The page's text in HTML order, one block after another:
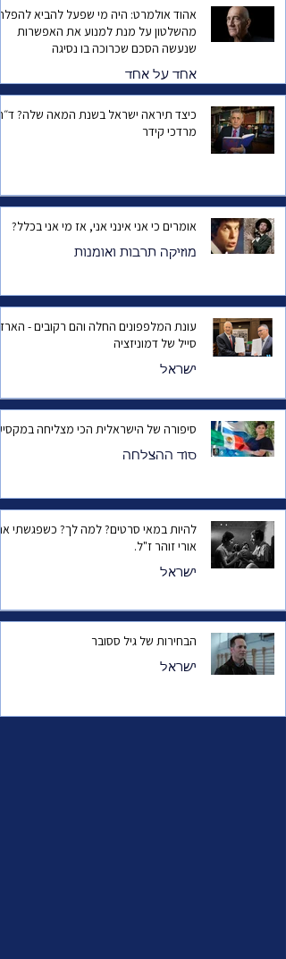
אהוד אולמרט: היה מי שפעל להביא
מהשלטון על מנת למנוע את האפשרות
שנעשה הסכם שכרוכה בו נסיגה
אחד על אחד
כיצד תיראה ישראל בשנת המאה
מרדכי קידר
אומרים כי אני אינני אני, אז מי אני בכלל?
מוזיקה תרבות ואומנות
עונת המלפפונים החלה והם רקובים -
סייל של דמוניזציה
ישראל
סיפורה של הישראלית הכי מצליחה
סוד ההצלחה
להיות במאי סרטים? למה לך? כשפגשתי
אורי זוהר ז"ל.
ישראל
הבחירות של גיל ססובר
ישראל